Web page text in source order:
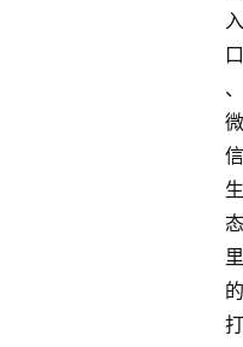
入
口
、
微
信
生
态
里
的
打